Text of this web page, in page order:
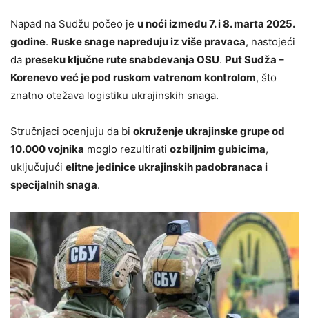
Napad na Sudžu počeo je u noći između 7. i 8. marta 2025.
godine. Ruske snage napreduju iz više pravaca, nastojeći
da preseku ključne rute snabdevanja OSU. Put Sudža –
Korenevo već je pod ruskom vatrenom kontrolom, što
znatno otežava logistiku ukrajinskih snaga.
Stručnjaci ocenjuju da bi okruženje ukrajinske grupe od
10.000 vojnika moglo rezultirati ozbiljnim gubicima,
uključujući elitne jedinice ukrajinskih padobranaca i
specijalnih snaga.